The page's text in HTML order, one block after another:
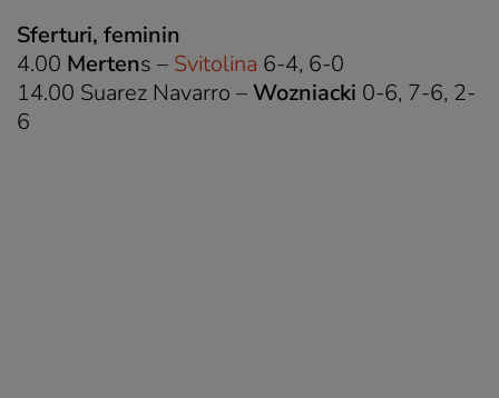
Sferturi, feminin
4.00 Mertens – Svitolina 6-4, 6-0
14.00 Suarez Navarro –Wozniacki 0-6, 7-6, 2-
6